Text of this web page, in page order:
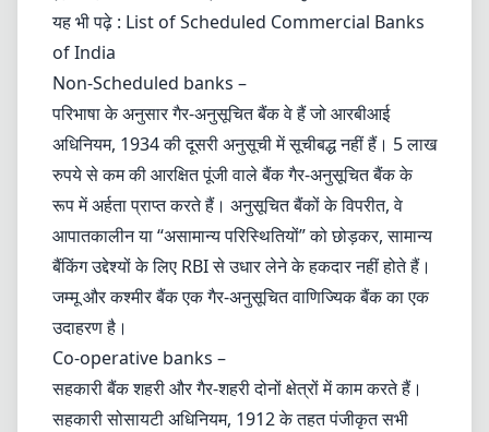
यह भी पढ़े : List of Scheduled Commercial Banks
of India
Non-Scheduled banks –
परिभाषा के अनुसार गैर-अनुसूचित बैंक वे हैं जो आरबीआई
अधिनियम, 1934 की दूसरी अनुसूची में सूचीबद्ध नहीं हैं। 5 लाख
रुपये से कम की आरक्षित पूंजी वाले बैंक गैर-अनुसूचित बैंक के
रूप में अर्हता प्राप्त करते हैं। अनुसूचित बैंकों के विपरीत, वे
आपातकालीन या “असामान्य परिस्थितियों” को छोड़कर, सामान्य
बैंकिंग उद्देश्यों के लिए RBI से उधार लेने के हकदार नहीं होते हैं।
जम्मू और कश्मीर बैंक एक गैर-अनुसूचित वाणिज्यिक बैंक का एक
उदाहरण है।
Co-operative banks –
सहकारी बैंक शहरी और गैर-शहरी दोनों क्षेत्रों में काम करते हैं।
सहकारी सोसायटी अधिनियम, 1912 के तहत पंजीकृत सभी